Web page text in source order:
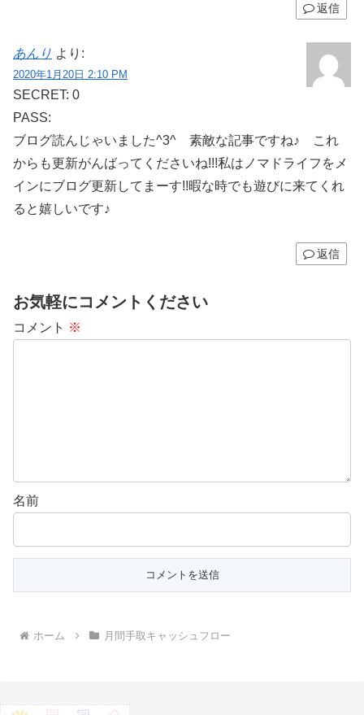
返信
あんり より:
2020年1月20日 2:10 PM
SECRET: 0
PASS:
ブログ読んじゃいました^3^ 素敵な記事ですね♪ これ
からも更新がんばってくださいね!!!私はノマドライフをメ
インにブログ更新してまーす!!暇な時でも遊びに来てくれ
ると嬉しいです♪
返信
お気軽にコメントください
コメント ※
名前
ホーム 月間手取キャッシュフロー